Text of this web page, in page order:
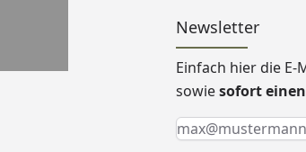
Newsletter
Einfach hier die
sowiesofort
Keine Eingabe
Eingabe
E-Mail *